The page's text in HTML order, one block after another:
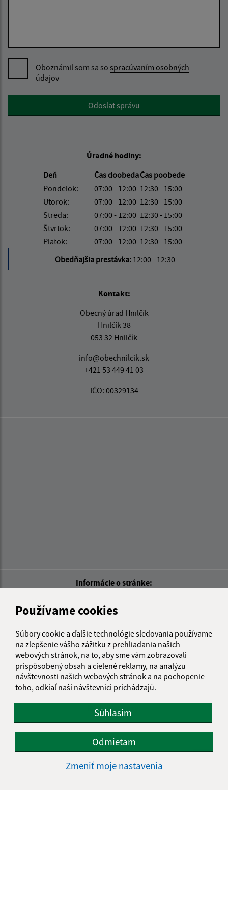
Používame cookies
Súbory cookie a ďalšie technológie sledovania používame
na zlepšenie vášho zážitku z prehliadania našich
webových stránok, na to, aby sme vám zobrazovali
prispôsobený obsah a cielené reklamy, na analýzu
návštevnosti našich webových stránok a na pochopenie
toho, odkiaľ naši návštevníci prichádzajú.
Súhlasím
Odmietam
Zmeniť moje nastavenia
Oboznámil som sa so spracúvaním osobných
údajov
Google reCaptcha ResponseOdoslať správu
Úradné hodiny:
Deň
Čas doobedaČas poobede
Pondelok:
07:00 - 12:00 12:30 - 15:00
Utorok:
07:00 - 12:00 12:30 - 15:00
Streda:
07:00 - 12:00 12:30 - 15:00
Štvrtok:
07:00 - 12:00 12:30 - 15:00
Piatok:
07:00 - 12:00 12:30 - 15:00
Obedňajšia prestávka: 12:00 - 12:30
Kontakt:
Obecný úrad Hnilčík
Hnilčík 38
053 32 Hnilčík
info@obechnilcik.sk
+421 53 449 41 03
IČO: 00329134
Informácie o stránke:
Autorské práva
Navigácia:
Vytlačiť aktuálnu stránku
Mapa stránok
Cookies
Rýchle odkazy:
História
Fotogaléria
Kontakty